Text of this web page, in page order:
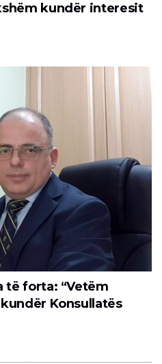
kundër interesit
të forta: “Vetëm
Konsullatës